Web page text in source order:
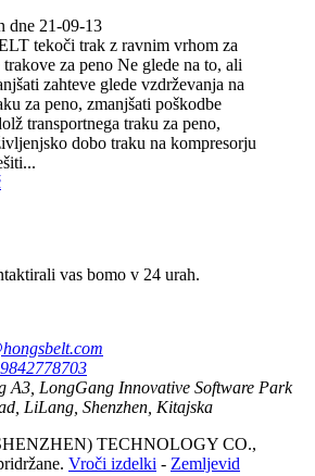
dne 21-09-13
tekoči trak z ravnim vrhom za
trakove za peno Ne glede na to, ali
zahteve glede vzdrževanja na
za peno, zmanjšati poškodbe
transportnega traku za peno,
dobo traku na kompresorju
vas bomo v 24 urah.
A3, LongGang Innovative Software Park
LiLang, Shenzhen, Kitajska
TECHNOLOGY CO.,
Vroči izdelki - Zemljevid